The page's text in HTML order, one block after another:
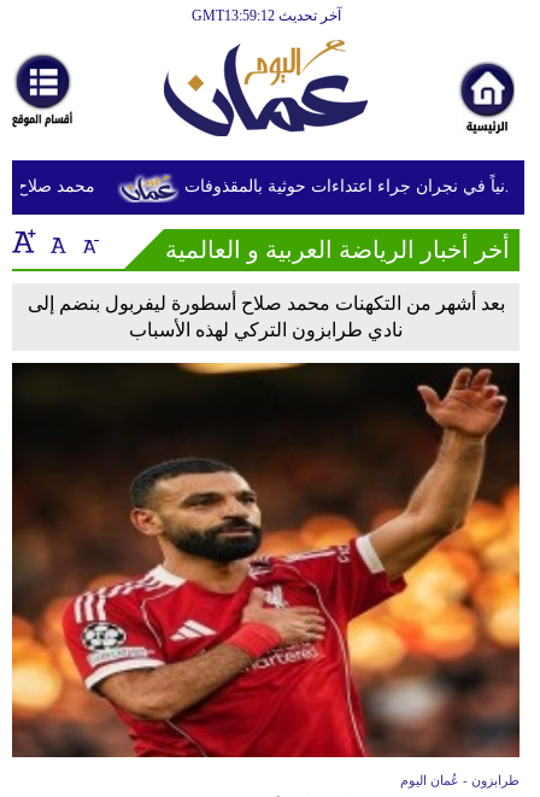
آخر تحديث GMT13:59:12
أخبارعاجلة
رياضة
ثقافة
إقتصاد
سياحة
ديكور
أخبار
إعلام
تعليم
محمد صلاح يصل
أخر أخبار الرياضة العربية و العالمية
بعد أشهر من التكهنات محمد صلاح أسطورة ليفربول بنضم إلى
نادي طرابزون التركي لهذه الأسباب
طرابزون - عُمان اليوم